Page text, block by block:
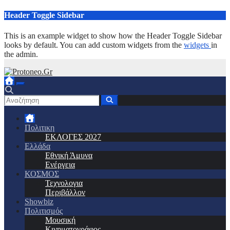
Μετάβαση
περιεχόμενο
Header Toggle Sidebar
This is an example widget to show how the Header Toggle Sidebar
looks by default. You can add custom widgets from the widgets in
the admin.
Πολιτικη
ΕΚΛΟΓΕΣ 2027
Ελλάδα
Εθνική Άμυνα
Ενέργεια
ΚΟΣΜΟΣ
Τεχνολογια
Περιβάλλον
Showbiz
Πολιτισμός
Μουσική